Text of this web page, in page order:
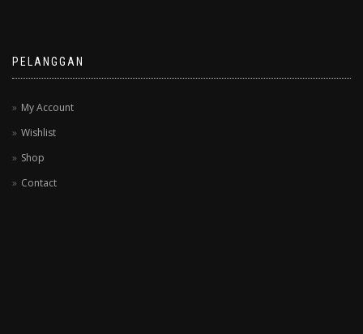
PELANGGAN
My Account
Wishlist
Shop
Contact